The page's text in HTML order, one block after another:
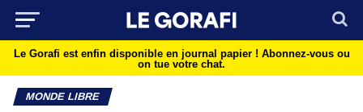
Le Gorafi est enfin disponible en journal papier ! Abonnez-vous ou
on tue votre chat.
MONDE LIBRE